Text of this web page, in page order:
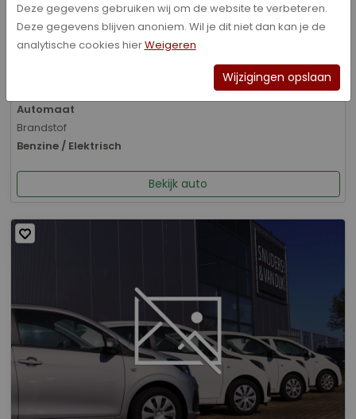
Bouwjaar
01-2026
Kilometerstand
Automaat
Brandstof
Benzine / Elektrisch
Bekijk auto
Deze gegevens gebruiken wij om de website te verbeteren.
Deze gegevens blijven anoniem. Wil je dit niet dan kan je de
analytische cookies hierWeigeren
Wijzigingen opslaan